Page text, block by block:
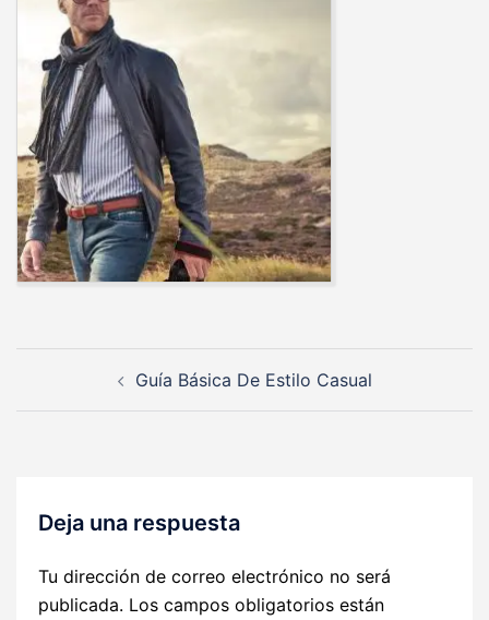
Guía Básica De Estilo Casual
Deja una respuesta
Tu dirección de correo electrónico no será
publicada. Los campos obligatorios están